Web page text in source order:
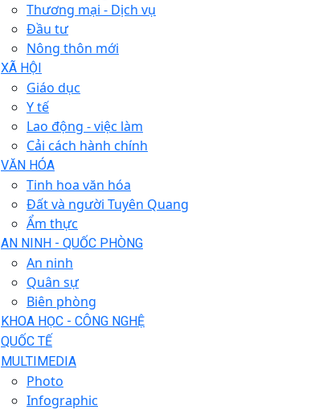
Thương mại - Dịch vụ
Đầu tư
Nông thôn mới
XÃ HỘI
Giáo dục
Y tế
Lao động - việc làm
Cải cách hành chính
VĂN HÓA
Tinh hoa văn hóa
Đất và người Tuyên Quang
Ẩm thực
AN NINH - QUỐC PHÒNG
An ninh
Quân sự
Biên phòng
KHOA HỌC - CÔNG NGHỆ
QUỐC TẾ
MULTIMEDIA
Photo
Infographic